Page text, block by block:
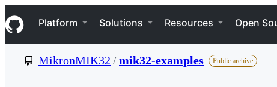
k
i
p
Navigation Menu
Platform Solutions Resources Open
MikronMIK32 /mik32-examples Public archive